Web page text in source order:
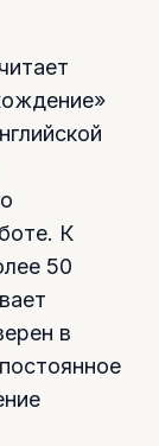
К
50
в